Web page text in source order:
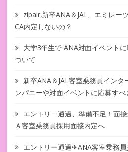
zipair,新卒ANA＆JAL、エミレー
CA内定しないの？
大学3年生で ANA対面イベント
ついて
新卒ANA＆JAL客室乗務員インタ
ンパニーや対面イベントに応募すべ
エントリー通過、準備不足！面
Ａ客室乗務員採用面接内定へ
エントリー通過✈ANA客室乗務